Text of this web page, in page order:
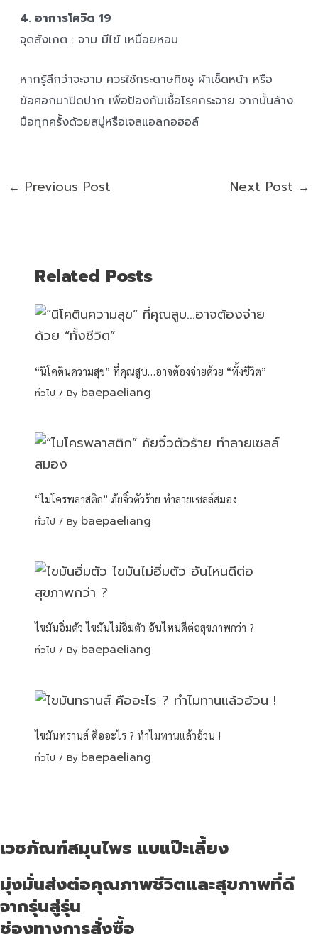
4. อาการโควิด 19
จุดสังเกต : จาม มีไข้ เหนื่อยหอบ
หากรู้สึกว่าจะจาม ควรใช้กระดาษทิชชู ผ้าเช็ดหน้า หรือ
ข้อศอกมาปิดปาก เพื่อป้องกันเชื้อโรคกระจาย จากนั้นล้าง
มือทุกครั้งด้วยสบู่หรือเจลแอลกอฮอล์
← Previous Post Next Post →
Related Posts
“นิโคตินความสุข” ที่คุณสูบ…อาจต้องจ่ายด้วย “ทั้งชีวิต”
ทั่วไป / By baepaeliang
“ไมโครพลาสติก” ภัยจิ๋วตัวร้าย ทำลายเซลล์สมอง
ทั่วไป / By baepaeliang
ไขมันอิ่มตัว ไขมันไม่อิ่มตัว อันไหนดีต่อสุขภาพกว่า ?
ทั่วไป / By baepaeliang
ไขมันทรานส์ คืออะไร ? ทำไมทานแล้วอ้วน !
ทั่วไป / By baepaeliang
เวชภัณฑ์สมุนไพร แบแป๊ะเลี้ยง
มุ่งมั่นส่งต่อคุณภาพชีวิตและสุขภาพที่ดี
จากรุ่นสู่รุ่น
ช่องทางการสั่งซื้อ